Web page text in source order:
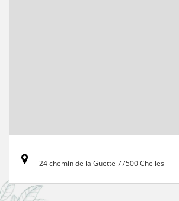
24 chemin de la Guette 77500 Chelles